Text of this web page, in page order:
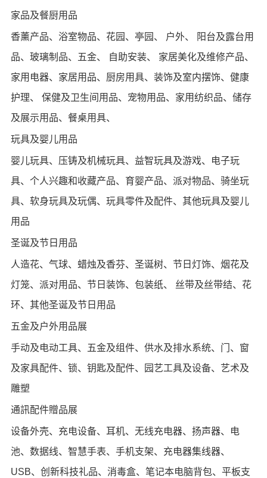
家品及餐厨用品
香薰产品、浴室物品、花园、亭园、 户外、 阳台及露台用
品、玻璃制品、五金、 自助安装、 家居美化及维修产品、
家用电器、家居用品、厨房用具、装饰及室内摆饰、健康
护理、 保健及卫生间用品、宠物用品、家用纺织品、储存
及展示用品、餐桌用具、
玩具及婴儿用品
婴儿玩具、压铸及机械玩具、益智玩具及游戏、电子玩
具、个人兴趣和收藏产品、育婴产品、派对物品、骑坐玩
具、软身玩具及玩偶、玩具零件及配件、其他玩具及婴儿
用品
圣诞及节日用品
人造花、气球、蜡烛及香芬、圣诞树、节日灯饰、烟花及
灯笼、派对用品、节日装饰、包装纸、 丝带及丝带结、花
环、其他圣诞及节日用品
五金及户外用品展
手动及电动工具、五金及组件、供水及排水系统、门、窗
及家具配件、锁、钥匙及配件、园艺工具及设备、艺术及
雕塑
通訊配件贈品展
设备外壳、充电设备、耳机、无线充电器、扬声器、电
池、数据线、智慧手表、手机支架、充电器集线器、
USB、创新科技礼品、消毒盒、笔记本电脑背包、平板支